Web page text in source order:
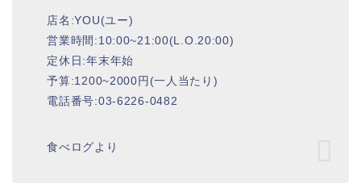
店名:YOU(ユー)
営業時間:10:00~21:00(L.O.20:00)
定休日:年末年始
予算:1200~2000円(一人当たり)
電話番号:03-6226-0482
食べログより